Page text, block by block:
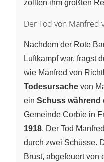
zollten ihm größten
Der Tod von Manfred
Nachdem der Rote
Luftkampf war, fragst
wie Manfred von
Todesursache von
ein Schuss während
Gemeinde Corbie in
1918. Der Tod
durch zwei Schüsse.
Brust, abgefeuert von